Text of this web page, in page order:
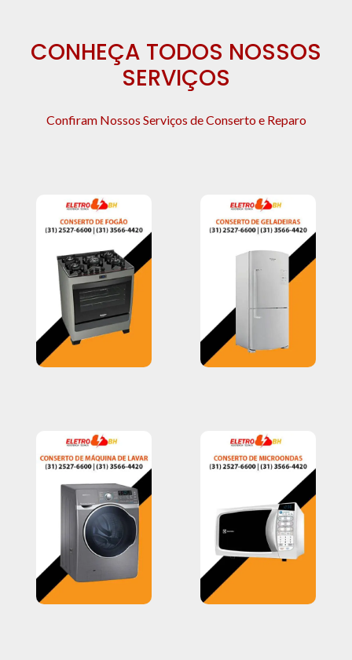
CONHEÇA TODOS NOSSOS
SERVIÇOS
Confiram Nossos Serviços de Conserto e Reparo